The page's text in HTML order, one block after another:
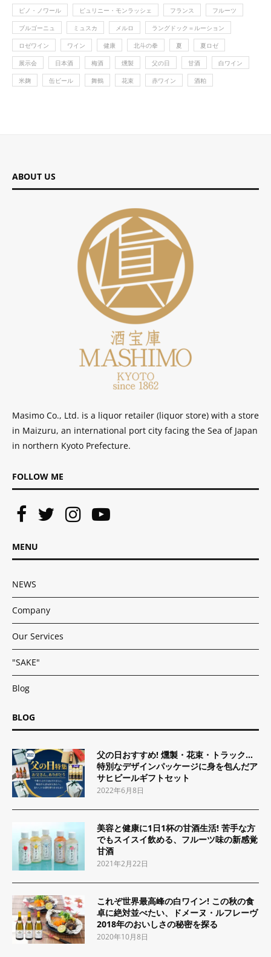
ピノ・ノワール ピュリニー・モンラッシェ フランス フルーツ
ブルゴーニュ ミュスカ メルロ ラングドック＝ルーション
ロゼワイン ワイン 健康 北斗の拳 夏 夏ロゼ
展示会 日本酒 梅酒 燻製 父の日 甘酒 白ワイン
米麹 缶ビール 舞鶴 花束 赤ワイン 酒粕
ABOUT US
Masimo Co., Ltd. is a liquor retailer (liquor store) with a store
in Maizuru, an international port city facing the Sea of ​​Japan
in northern Kyoto Prefecture.
FOLLOW ME
MENU
NEWS
Company
Our Services
"SAKE"
Blog
BLOG
父の日おすすめ! 燻製・花束・トラック…
特別なデザインパッケージに身を包んだア
サヒビールギフトセット
2022年6月8日
美容と健康に1日1杯の甘酒生活! 苦手な方
でもスイスイ飲める、フルーツ味の新感覚
甘酒
2021年2月22日
これぞ世界最高峰の白ワイン! この秋の食
卓に絶対並べたい、ドメーヌ・ルフレーヴ
2018年のおいしさの秘密を探る
2020年10月8日